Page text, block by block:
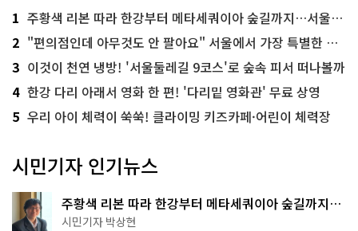
1 주황색 리본 따라 한강부터 메타세쿼이아 숲길까지…서울둘레길 15코스
2 "편의점인데 아무것도 안 팔아요" 서울에서 가장 특별한 편의점의 정체
3 이것이 천연 냉방! '서울둘레길 9코스'로 숲속 피서 떠나볼까
4 한강 다리 아래서 영화 한 편! '다리밑 영화관' 무료 상영
5 우리 아이 체력이 쑥쑥! 클라이밍 키즈카페·어린이 체력장
시민기자 인기뉴스
주황색 리본 따라 한강부터 메타세쿼이아 숲길까지…
서울둘레길 15코스
시민기자 박상현